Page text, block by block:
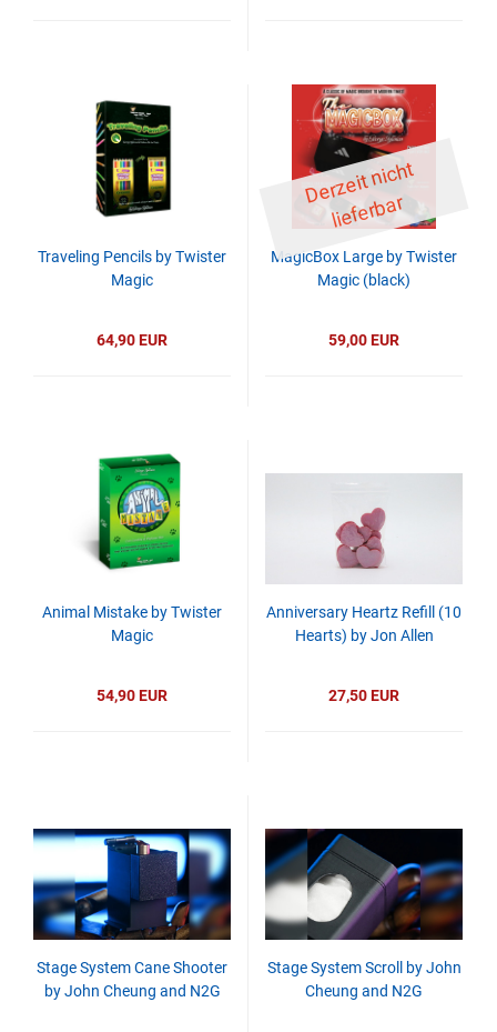
Traveling Pencils by Twister
Magic
64,90 EUR
D
er
z
eit
ni
c
ht
li
ef
er
b
ar
MagicBox Large by Twister
Magic (black)
59,00 EUR
Animal Mistake by Twister
Magic
54,90 EUR
Anniversary Heartz Refill (10
Hearts) by Jon Allen
27,50 EUR
Stage System Cane Shooter
by John Cheung and N2G
Stage System Scroll by John
Cheung and N2G